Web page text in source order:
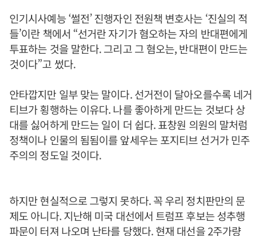
인기시사예능 ‘썰전’ 진행자인 전원책 변호사는 ‘진실의 적
들’이란 책에서 “선거란 자기가 혐오하는 자의 반대편에게
투표하는 것을 말한다. 그리고 그 혐오는, 반대편이 만드는
것이다”고 썼다.
안타깝지만 일부 맞는 말이다. 선거전이 달아오를수록 네거
티브가 횡행하는 이유다. 나를 좋아하게 만드는 것보다 상
대를 싫어하게 만드는 일이 더 쉽다. 표창원 의원의 말처럼
정책이나 인물의 됨됨이를 앞세우는 포지티브 선거가 민주
주의의 정도일 것이다.
하지만 현실적으로 그렇지 못하다. 꼭 우리 정치판만의 문
제도 아니다. 지난해 미국 대선에서 트럼프 후보는 성추행
파문이 터져 나오며 난타를 당했다. 현재 대선을 2주가량